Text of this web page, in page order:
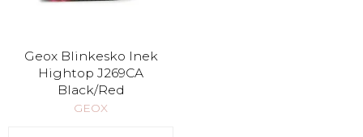
Geox Blinkesko Inek
Hightop J269CA
Black/Red
GEOX